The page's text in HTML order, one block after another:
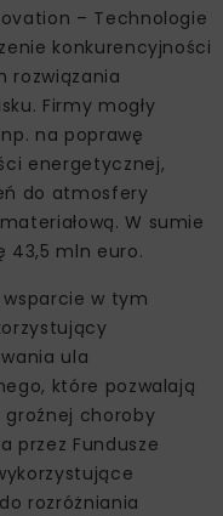
– Technologie
konkurencyjności
rozwiązania
Firmy mogły
na poprawę
energetycznej,
do atmosfery
W sumie
43,5 mln euro.
w tym
ula
które pozwalają
groźnej choroby
przez Fundusze
rozróżniania